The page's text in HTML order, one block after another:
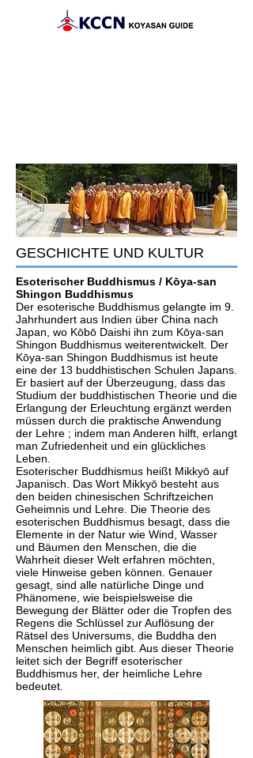
GESCHICHTE UND KULTUR
Esoterischer Buddhismus / Kōya-san
Shingon Buddhismus
Der esoterische Buddhismus gelangte im 9.
Jahrhundert aus Indien über China nach
Japan, wo Kōbō Daishi ihn zum Kōya-san
Shingon Buddhismus weiterentwickelt. Der
Kōya-san Shingon Buddhismus ist heute
eine der 13 buddhistischen Schulen Japans.
Er basiert auf der Überzeugung, dass das
Studium der buddhistischen Theorie und die
Erlangung der Erleuchtung ergänzt werden
müssen durch die praktische Anwendung
der Lehre ; indem man Anderen hilft, erlangt
man Zufriedenheit und ein glückliches
Leben.
Esoterischer Buddhismus heißt Mikkyō auf
Japanisch. Das Wort Mikkyō besteht aus
den beiden chinesischen Schriftzeichen
Geheimnis und Lehre. Die Theorie des
esoterischen Buddhismus besagt, dass die
Elemente in der Natur wie Wind, Wasser
und Bäumen den Menschen, die die
Wahrheit dieser Welt erfahren möchten,
viele Hinweise geben können. Genauer
gesagt, sind alle natürliche Dinge und
Phänomene, wie beispielsweise die
Bewegung der Blätter oder die Tropfen des
Regens die Schlüssel zur Auflösung der
Rätsel des Universums, die Buddha den
Menschen heimlich gibt. Aus dieser Theorie
leitet sich der Begriff esoterischer
Buddhismus her, der heimliche Lehre
bedeutet.